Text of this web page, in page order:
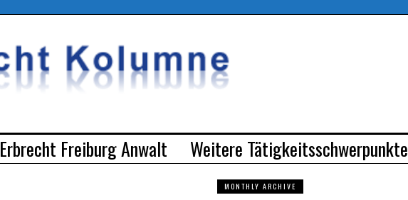
Erbrecht Freiburg Anwalt Weitere Tätigkeitsschwerpunkte
MONTHLY ARCHIVE